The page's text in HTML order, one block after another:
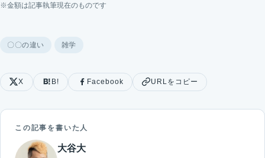
※金額は記事執筆現在のものです
〇〇の違い 雑学
X B! Facebook URLをコピー
この記事を書いた人
大谷大